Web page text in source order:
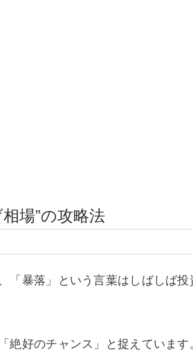
場”の攻略法
「暴落」という言葉はしばしば投
絶好のチャンス」と捉えています